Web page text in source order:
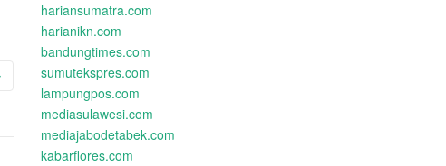
hariansumatra.com
harianikn.com
bandungtimes.com
sumutekspres.com
lampungpos.com
mediasulawesi.com
mediajabodetabek.com
kabarflores.com